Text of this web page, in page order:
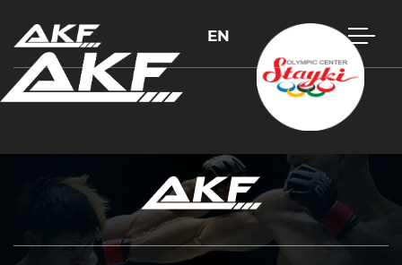
EN
Нажмите Enter для поиска или Esc, чтобы закрыть